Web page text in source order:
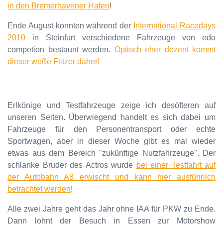
in den Bremerhavener Hafen!
Ende August konnten während der International Racedays
2010 in Steinfurt verschiedene Fahrzeuge von edo
competion bestaunt werden. Optisch eher dezent kommt
dieser weße Flitzer daher!
Erlkönige und Testfahrzeuge zeige ich desöfteren auf
unseren Seiten. Überwiegend handelt es sich dabei um
Fahrzeuge für den Personentransport oder echte
Sportwagen, aber in dieser Woche gibt es mal wieder
etwas aus dem Bereich "zukünftige Nutzfahrzeuge". Der
schlanke Bruder des Actros wurde bei einer Testfahrt auf
der Autobahn A8 erwischt und kann hier ausführlich
betrachtet werden!
Alle zwei Jahre geht das Jahr ohne IAA für PKW zu Ende.
Dann lohnt der Besuch in Essen zur Motorshow